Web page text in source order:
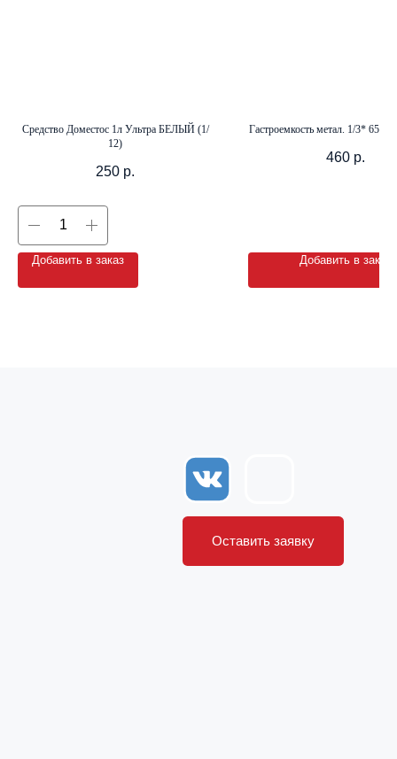
Средство Доместос 1л Ультра БЕЛЫЙ (1/
12)
250 р.
Добавить в заказ
Гастроемкость метал. 1/3* 65
460 р.
Добавить в заказ
Партнерам